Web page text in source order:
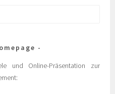
und Online-Präsentation zur